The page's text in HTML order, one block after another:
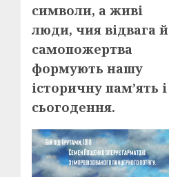
символи, а живі
люди, чия відвага й
самопожертва
формують нашу
історичну пам’ять і
сьогодення.